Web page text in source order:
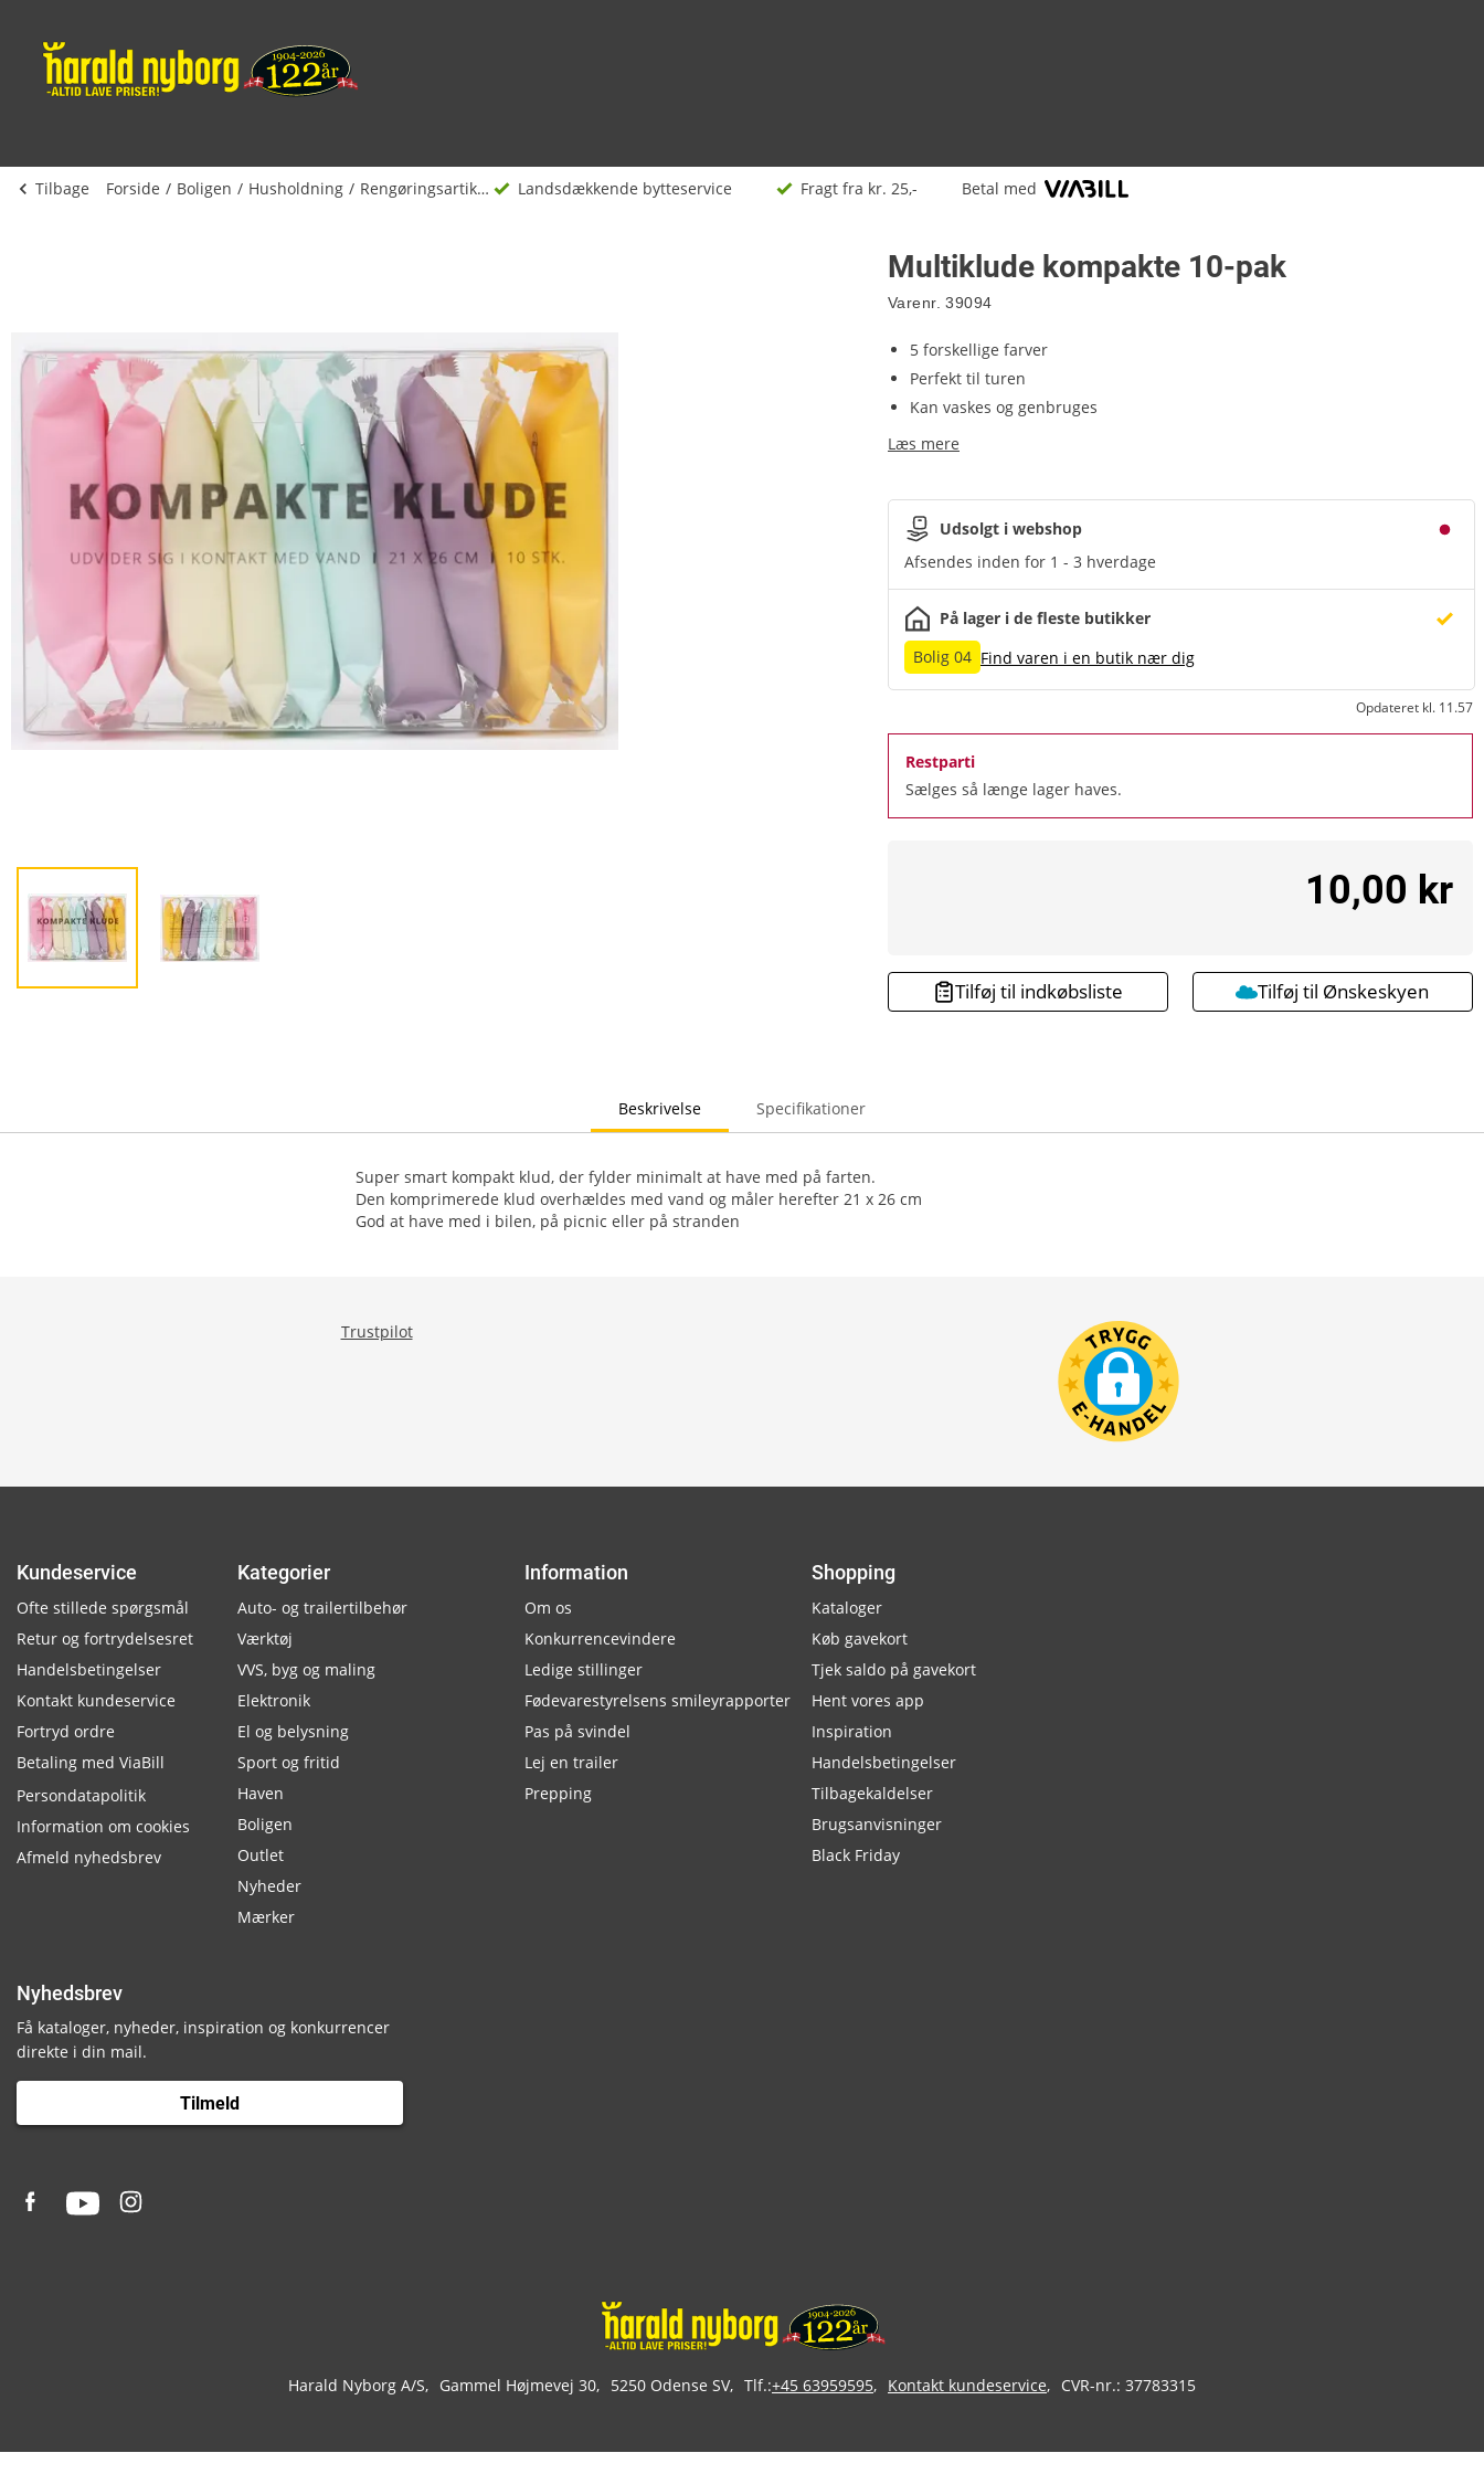
Tilbage Forside Boligen Husholdning Rengøringsartikler Landsdækkende bytteservice Fragt fra kr. 25,- Betal med
Multiklude kompakte 10-pak
Varenr. 39094
5 forskellige farver
Perfekt til turen
Kan vaskes og genbruges
Læs mere
Udsolgt i webshop
Afsendes inden for 1 - 3 hverdage
På lager i de fleste butikker
Bolig 04 Find varen i en butik nær dig
Opdateret kl. 11.57
Restparti
Sælges så længe lager haves.
10,00 kr
Tilføj til indkøbsliste Tilføj til Ønskeskyen
Beskrivelse Specifikationer
Super smart kompakt klud, der fylder minimalt at have med på farten.
Den komprimerede klud overhældes med vand og måler herefter 21 x 26 cm
God at have med i bilen, på picnic eller på stranden
Trustpilot
Kundeservice
Ofte stillede spørgsmål
Retur og fortrydelsesret
Handelsbetingelser
Kontakt kundeservice
Fortryd ordre
Betaling med ViaBill
Persondatapolitik
Information om cookies
Afmeld nyhedsbrev
Kategorier
Auto- og trailertilbehør
Værktøj
VVS, byg og maling
Elektronik
El og belysning
Sport og fritid
Haven
Boligen
Outlet
Nyheder
Mærker
Information
Om os
Konkurrencevindere
Ledige stillinger
Fødevarestyrelsens smileyrapporter
Pas på svindel
Lej en trailer
Prepping
Shopping
Kataloger
Køb gavekort
Tjek saldo på gavekort
Hent vores app
Inspiration
Handelsbetingelser
Tilbagekaldelser
Brugsanvisninger
Black Friday
Nyhedsbrev
Få kataloger, nyheder, inspiration og konkurrencer
direkte i din mail.
Tilmeld
Harald Nyborg A/S Gammel Højmevej 30 5250 Odense SV Tlf.:+45 63959595 Kontakt kundeservice CVR-nr.: 37783315